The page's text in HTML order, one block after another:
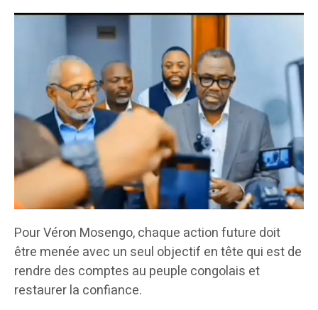
Pour Véron Mosengo, chaque action future doit
être menée avec un seul objectif en tête qui est de
rendre des comptes au peuple congolais et
restaurer la confiance.